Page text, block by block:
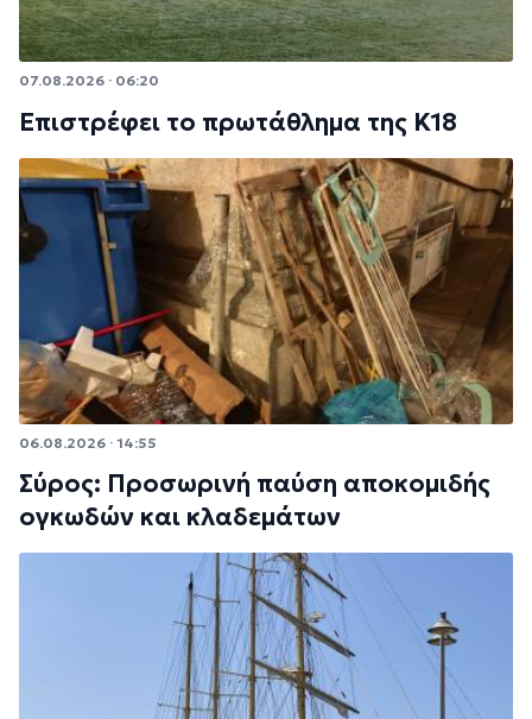
07.08.2026 · 06:20
Επιστρέφει το πρωτάθλημα της Κ18
06.08.2026 · 14:55
Σύρος: Προσωρινή παύση αποκομιδής
ογκωδών και κλαδεμάτων